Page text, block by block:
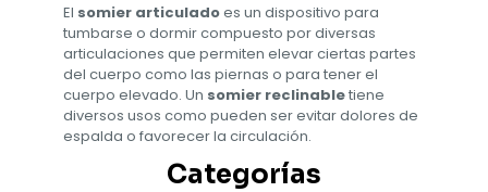
El somier articuladoes un dispositivo para
tumbarse o dormir compuesto por diversas
articulaciones que permiten elevar ciertas partes
del cuerpo como las piernas o para tener el
cuerpo elevado. Un somier reclinabletiene
diversos usos como pueden ser evitar dolores de
espalda o favorecer la circulación.
Categorías